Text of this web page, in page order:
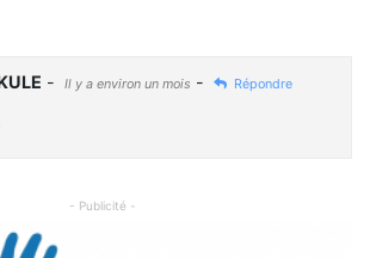
- Il y a environ un mois - Répondre
- Publicité -